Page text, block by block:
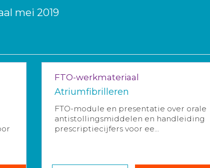
mei 2019
FTO-werkmateriaal
Atriumfibrilleren
FTO-module en presentatie over orale
antistollingsmiddelen en handleiding
prescriptiecijfers voor ee...